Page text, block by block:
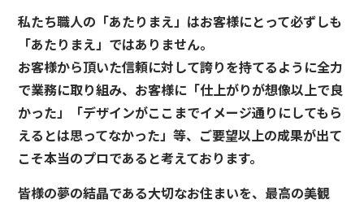
私たち職人の「あたりまえ」はお客様にとって必ずしも
「あたりまえ」ではありません。
お客様から頂いた信頼に対して誇りを持てるように全力
で業務に取り組み、お客様に「仕上がりが想像以上で良
かった」「デザインがここまでイメージ通りにしてもら
えるとは思ってなかった」等、ご要望以上の成果が出て
こそ本当のプロであると考えております。
皆様の夢の結晶である大切なお住まいを、最高の美観